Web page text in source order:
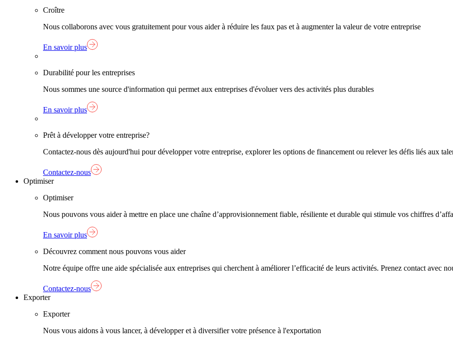
Croître
Nous collaborons avec vous gratuitement pour vous aider à réduire les faux pas et à augmenter la valeur de votre entreprise
En savoir plus
Durabilité pour les entreprises
Nous sommes une source d'information qui permet aux entreprises d'évoluer vers des activités plus durables
En savoir plus
Prêt à développer votre entreprise?
Contactez-nous dès aujourd'hui pour développer votre entreprise, explorer les options de financement ou relever les défis liés aux
Contactez-nous
Optimiser
Optimiser
Nous pouvons vous aider à mettre en place une chaîne d’approvisionnement fiable, résiliente et durable qui stimule vos chiffres
En savoir plus
Découvrez comment nous pouvons vous aider
Notre équipe offre une aide spécialisée aux entreprises qui cherchent à améliorer l’efficacité de leurs activités. Prenez contact avec
Contactez-nous
Exporter
Exporter
Nous vous aidons à vous lancer, à développer et à diversifier votre présence à l'exportation